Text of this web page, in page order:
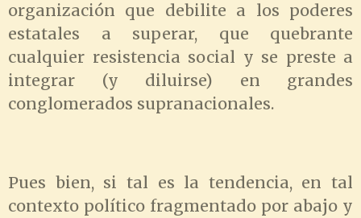
organización que debilite a los poderes
estatales a superar, que quebrante
cualquier resistencia social y se preste a
integrar (y diluirse) en grandes
conglomerados supranacionales.
Pues bien, si tal es la tendencia, en tal
contexto político fragmentado por abajo y